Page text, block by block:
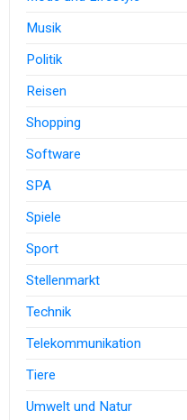
Musik
Politik
Reisen
Shopping
Software
SPA
Spiele
Sport
Stellenmarkt
Technik
Telekommunikation
Tiere
Umwelt und Natur